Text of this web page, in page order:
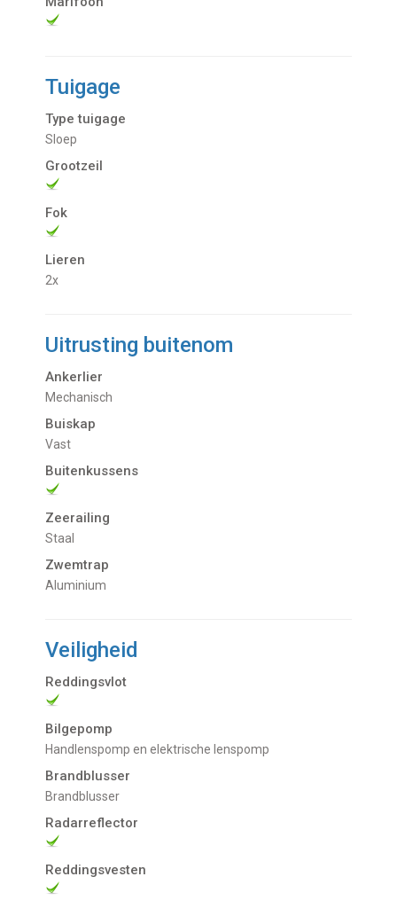
Tuigage
Type tuigage
Sloep
Grootzeil
Fok
Lieren
2x
Uitrusting buitenom
Ankerlier
Mechanisch
Buiskap
Vast
Buitenkussens
Zeerailing
Staal
Zwemtrap
Aluminium
Veiligheid
Reddingsvlot
Bilgepomp
Handlenspomp en elektrische lenspomp
Brandblusser
Brandblusser
Radarreflector
Reddingsvesten